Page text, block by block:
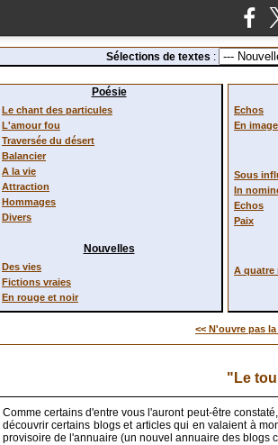
Sélections de textes :
Poésie
Le chant des particules
L'amour fou
Traversée du désert
Balancier
A la vie
Attraction
Hommages
Divers
Nouvelles
Des vies
Fictions vraies
En rouge et noir
Echos
En
Sous
In
Echos
Paix
A quatre
<< N'ouvre pas
"Le
Comme certains d'entre vous l'auront peut-être
découvrir certains blogs et articles qui en valaient à
provisoire de l'annuaire (un nouvel annuaire des blogs